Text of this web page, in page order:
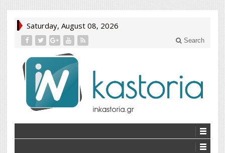
Saturday, August 08, 2026
Search